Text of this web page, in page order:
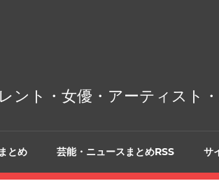
ント・女優・アーティスト
とめ 芸能・ニュースまとめRSS サ